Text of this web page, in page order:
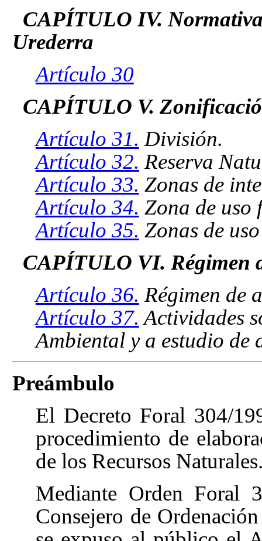
CAPÍTULO IV.
Urederra
Artículo 30
CAPÍTULO V.
Artículo 31. División.
Artículo 32. Reserva
Artículo 33. Zonas de
Artículo 34. Zona de uso
Artículo 35. Zonas de
CAPÍTULO VI. Régimen
Artículo 36. Régimen de
Artículo 37. Actividades
Ambiental y a estudio de
Preámbulo
El Decreto Foral 304/
procedimiento de
de los Recursos
Mediante Orden Foral
Consejero de